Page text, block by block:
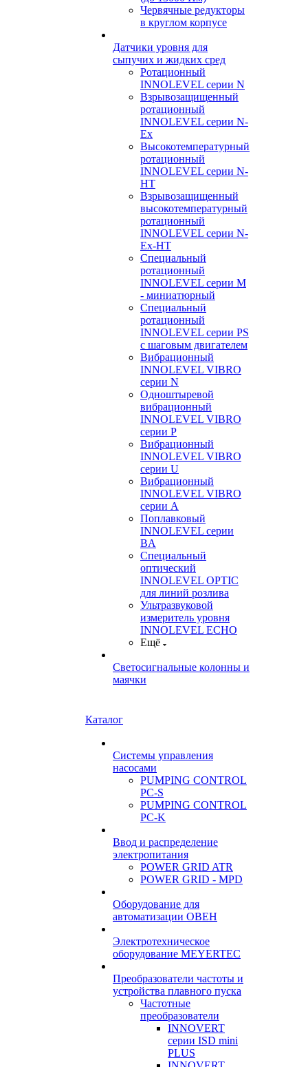
Червячные редукторы
в круглом корпусе
Датчики уровня для
сыпучих и жидких сред
Ротационный
INNOLEVEL серии N
Взрывозащищенный
ротационный
INNOLEVEL серии N-
Ex
Высокотемпературный
ротационный
INNOLEVEL серии N-
HT
Взрывозащищенный
высокотемпературный
ротационный
INNOLEVEL серии N-
Ex-HT
Специальный
ротационный
INNOLEVEL серии M
- миниатюрный
Специальный
ротационный
INNOLEVEL серии PS
с шаговым двигателем
Вибрационный
INNOLEVEL VIBRO
серии N
Одноштыревой
вибрационный
INNOLEVEL VIBRO
серии P
Вибрационный
INNOLEVEL VIBRO
серии U
Вибрационный
INNOLEVEL VIBRO
серии A
Поплавковый
INNOLEVEL серии
BA
Специальный
оптический
INNOLEVEL OPTIC
для линий розлива
Ультразвуковой
измеритель уровня
INNOLEVEL ECHO
Ещё
Светосигнальные колонны и
маячки
Каталог
Системы управления
насосами
PUMPING CONTROL
PC-S
PUMPING CONTROL
PC-K
Ввод и распределение
электропитания
POWER GRID ATR
POWER GRID - MPD
Оборудование для
автоматизации ОВЕН
Электротехническое
оборудование MEYERTEC
Преобразователи частоты и
устройства плавного пуска
Частотные
преобразователи
INNOVERT
серии ISD mini
PLUS